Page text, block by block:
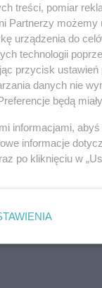
w Google News
treści, pomiar
Partnerzy
urządzenia do
technologii
przycisk
danych nie
będą
informacjami,
informacje
po kliknięciu w